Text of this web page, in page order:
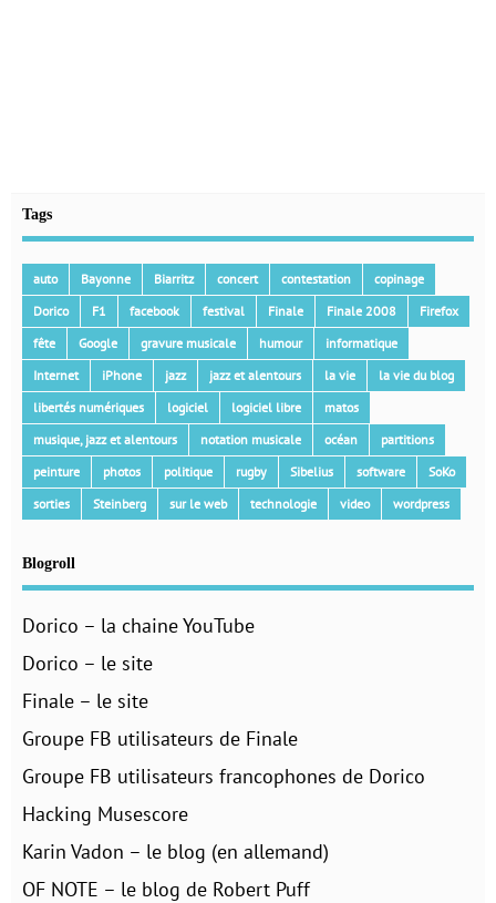
Tags
auto Bayonne Biarritz concert contestation
copinage
Dorico
F1 facebook festival Finale Finale 2008
Firefox
fête
Google gravure musicale humour
informatique
Internet
iPhone jazz jazz et alentours la vie
la vie du blog
libertés numériques
logiciel logiciel libre
matos
musique, jazz et alentours
notation musicale océan
partitions
peinture
photos politique rugby Sibelius software
SoKo
sorties
Steinberg sur le web technologie video wordpress
Blogroll
Dorico – la chaine YouTube
Dorico – le site
Finale – le site
Groupe FB utilisateurs de Finale
Groupe FB utilisateurs francophones de Dorico
Hacking Musescore
Karin Vadon – le blog (en allemand)
OF NOTE – le blog de Robert Puff